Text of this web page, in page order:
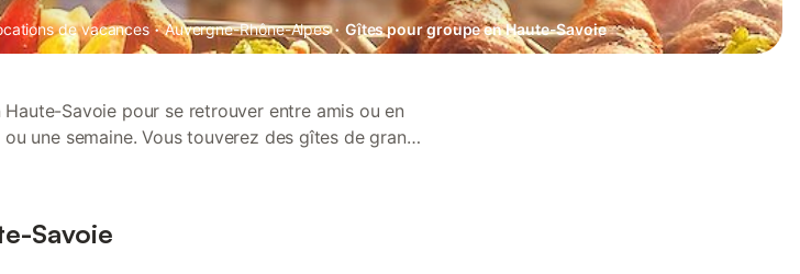
de vacances · Auvergne-Rhône-Alpes · Gîtes pour groupe en Haute-Savoie
Savoie pour se retrouver entre amis ou en
une semaine. Vous touverez des gîtes de grande
Savoie